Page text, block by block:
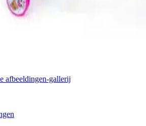
afbeeldingen-gallerij